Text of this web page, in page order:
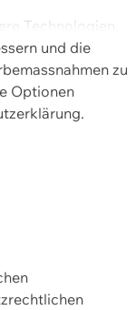
Technologien,
und die
zu
Optionen